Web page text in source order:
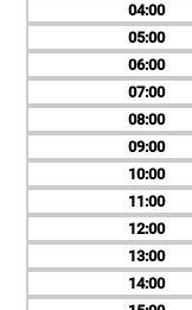
04
05
06
07
08
09
10
11
12
13
14